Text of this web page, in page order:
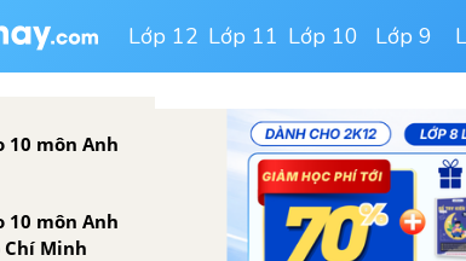
Lớp 12 Lớp 11 Lớp 10 Lớp 9
môn Anh
môn Anh
Chí Minh